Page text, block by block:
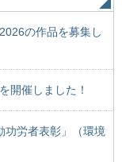
の作品を募集し
開催しました！
功労者表彰」（環境